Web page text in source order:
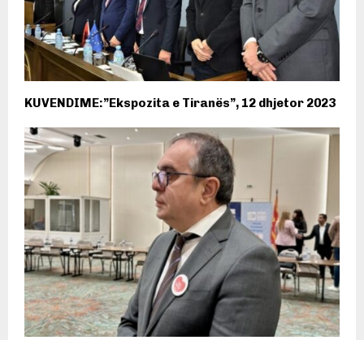
KUVENDIME:”Ekspozita e Tiranës”, 12 dhjetor 2023